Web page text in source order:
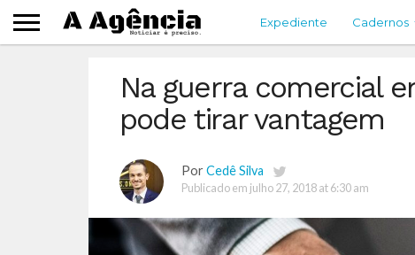
Expediente Cadernos
Na guerra comercial
pode tirar vantagem
Por Cedê Silva
Publicado em julho 27, 2018 at 6:30 am